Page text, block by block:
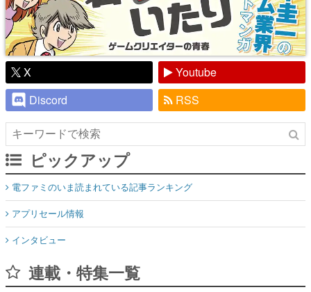
X
Youtube
Discord
RSS
ピックアップ
電ファミのいま読まれている記事ランキング
アプリセール情報
インタビュー
連載・特集一覧